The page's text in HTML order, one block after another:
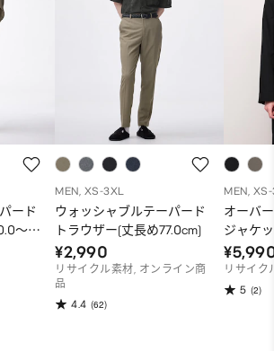
ード
～
MEN, XS-3XL
ウォッシャブルテーパード
トラウザー(丈長め77.0cm)
¥2,990
リサイクル素材, オンライン商
品
4.4 (62)
MEN,
オーバ
ジャケ
イズフ
リサイク
5 (2)